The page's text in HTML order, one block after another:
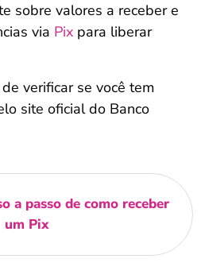
sobre valores a receber e
via Pix para liberar
verificar se você tem
site oficial do Banco
a passo de como receber
um Pix